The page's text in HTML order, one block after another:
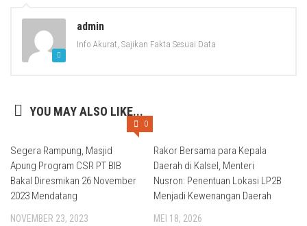
admin
Info Akurat, Sajikan Fakta Sesuai Data
YOU MAY ALSO LIKE...
0
Segera Rampung, Masjid
Apung Program CSR PT BIB
Bakal Diresmikan 26 November
2023 Mendatang
NOVEMBER 23, 2023
Rakor Bersama para Kepala
Daerah di Kalsel, Menteri
Nusron: Penentuan Lokasi LP2B
Menjadi Kewenangan Daerah
MEI 18, 2026